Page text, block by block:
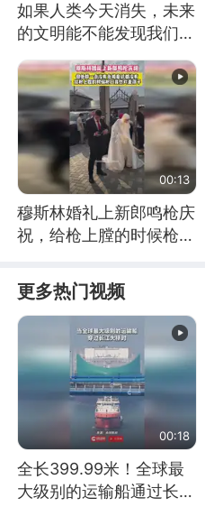
如果人类今天消失，未来
的文明能不能发现我们存
00:13
穆斯林婚礼上新郎鸣枪庆
祝，给枪上膛的时候枪口
更多热门视频
00:18
全长399.99米！全球最
大级别的运输船通过长江